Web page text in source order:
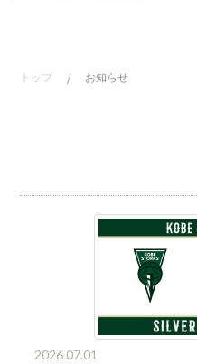
トップ / お知らせ
2026.07.01